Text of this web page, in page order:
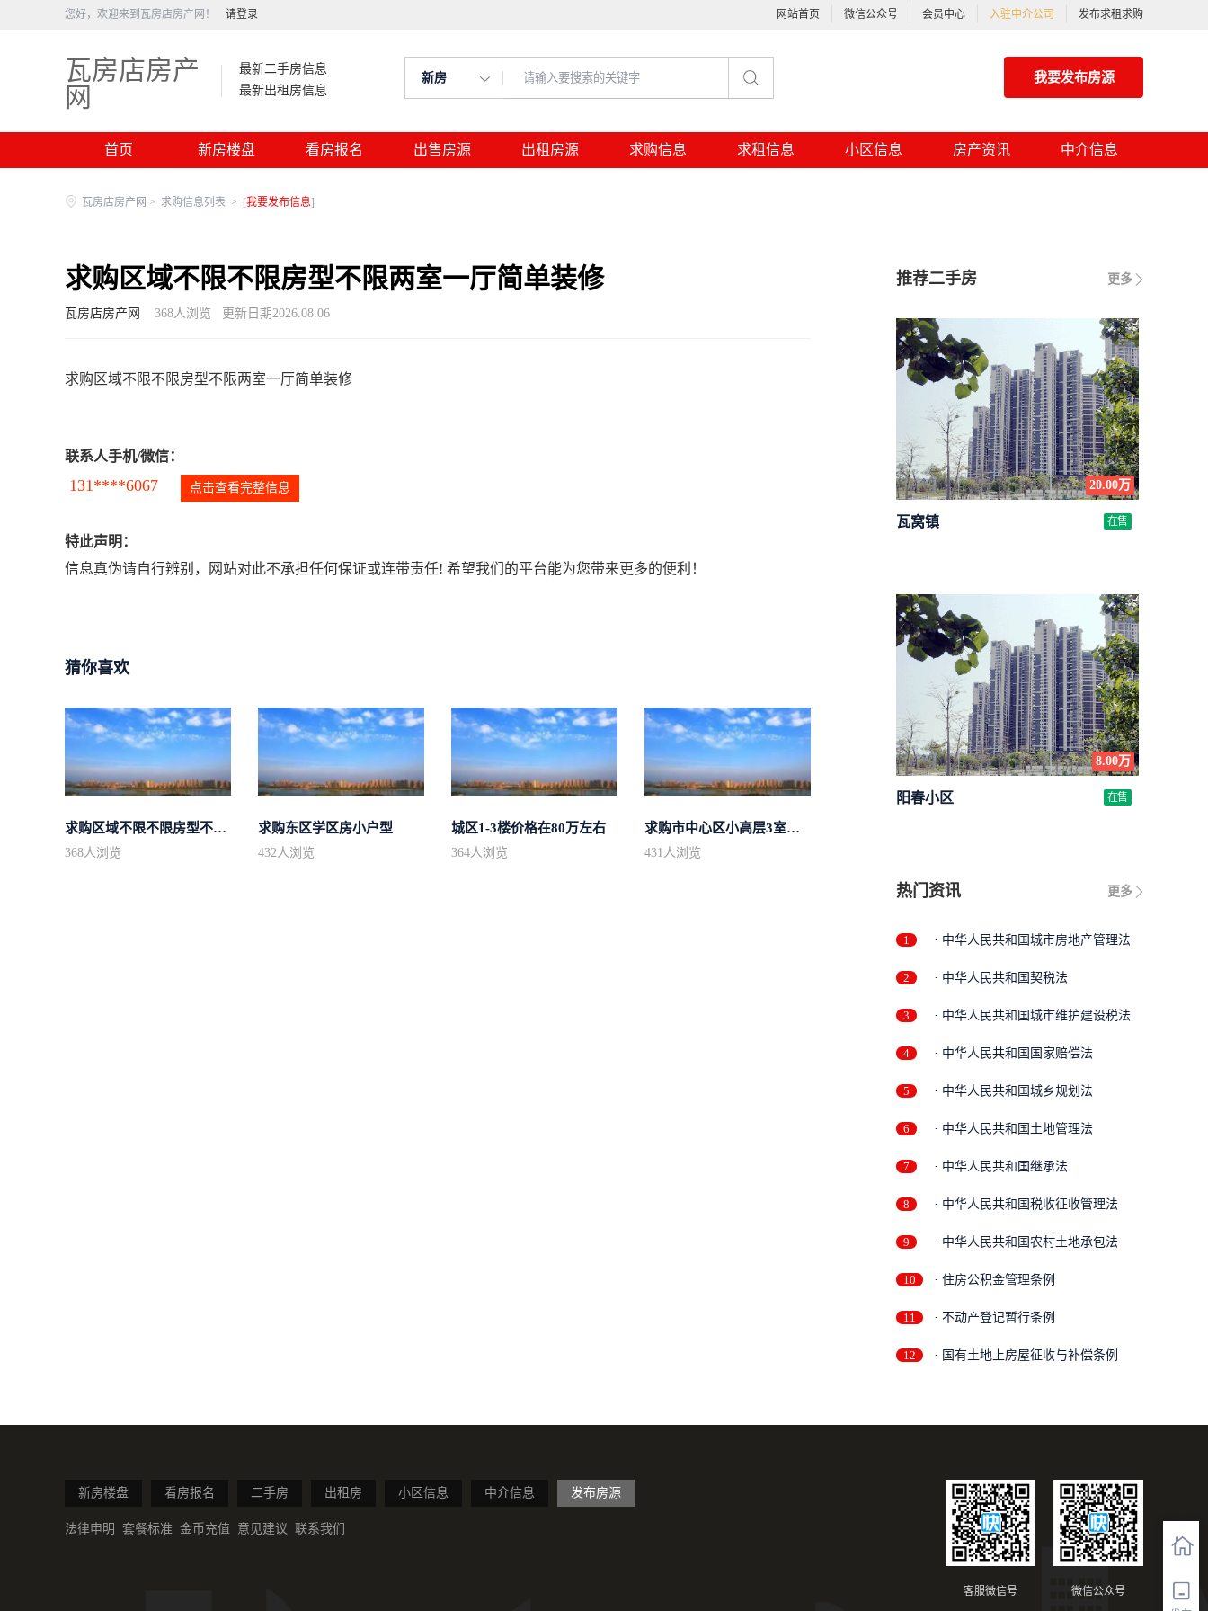
您好，欢迎来到瓦房店房产网！ 请登录 网站首页 微信公众号 会员中心 入驻中介公司 发布求租求购
瓦房店房产
网
最新二手房信息
最新出租房信息
新房 我要发布房源
首页 新房楼盘 看房报名 出售房源 出租房源 求购信息 求租信息 小区信息 房产资讯 中介信息
瓦房店房产网 > 求购信息列表 > [我要发布信息]
求购区域不限不限房型不限两室一厅简单装修
瓦房店房产网 368人浏览 更新日期2026.08.06
求购区域不限不限房型不限两室一厅简单装修
联系人手机/微信：
131****6067 点击查看完整信息
特此声明：
信息真伪请自行辨别，网站对此不承担任何保证或连带责任! 希望我们的平台能为您带来更多的便利！
猜你喜欢
求购区域不限不限房型不限两室一厅简...
368人浏览
求购东区学区房小户型
432人浏览
城区1-3楼价格在80万左右
364人浏览
求购市中心区小高层3室精致装修
431人浏览
更多
推荐二手房
20.00万
瓦窝镇 在售
8.00万
阳春小区 在售
更多
热门资讯
1 · 中华人民共和国城市房地产管理法
2 · 中华人民共和国契税法
3 · 中华人民共和国城市维护建设税法
4 · 中华人民共和国国家赔偿法
5 · 中华人民共和国城乡规划法
6 · 中华人民共和国土地管理法
7 · 中华人民共和国继承法
8 · 中华人民共和国税收征收管理法
9 · 中华人民共和国农村土地承包法
10 · 住房公积金管理条例
11 · 不动产登记暂行条例
12 · 国有土地上房屋征收与补偿条例
新房楼盘 看房报名 二手房 出租房 小区信息 中介信息 发布房源
法律申明 套餐标准 金币充值 意见建议 联系我们
微信公众号
客服微信号